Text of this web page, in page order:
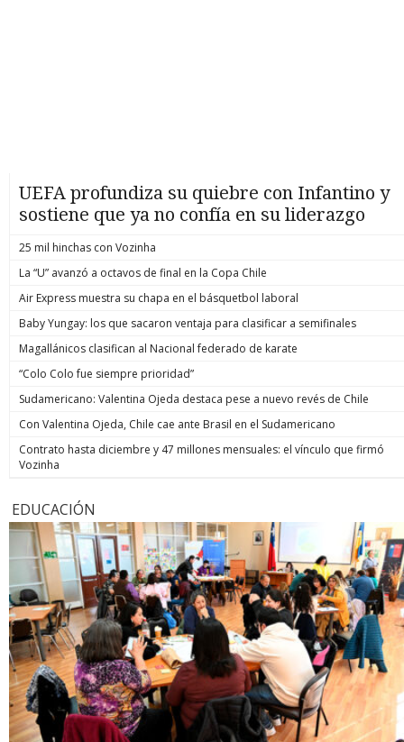
UEFA profundiza su quiebre con Infantino y
sostiene que ya no confía en su liderazgo
25 mil hinchas con Vozinha
La “U” avanzó a octavos de final en la Copa Chile
Air Express muestra su chapa en el básquetbol laboral
Baby Yungay: los que sacaron ventaja para clasificar a semifinales
Magallánicos clasifican al Nacional federado de karate
“Colo Colo fue siempre prioridad”
Sudamericano: Valentina Ojeda destaca pese a nuevo revés de Chile
Con Valentina Ojeda, Chile cae ante Brasil en el Sudamericano
Contrato hasta diciembre y 47 millones mensuales: el vínculo que firmó
Vozinha
EDUCACIÓN